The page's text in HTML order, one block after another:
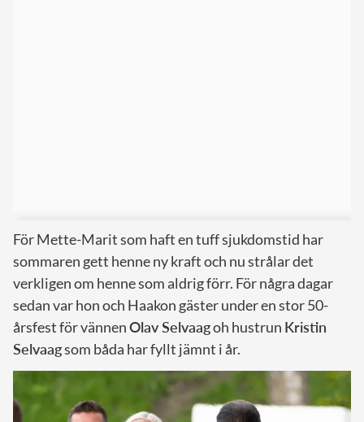
För Mette-Marit som haft en tuff sjukdomstid har
sommaren gett henne ny kraft och nu strålar det
verkligen om henne som aldrig förr. För några dagar
sedan var hon och Haakon gäster under en stor 50-
årsfest för vännenOlav Selvaagoh hustrun Kristin
Selvaagsom båda har fyllt jämnt i år.